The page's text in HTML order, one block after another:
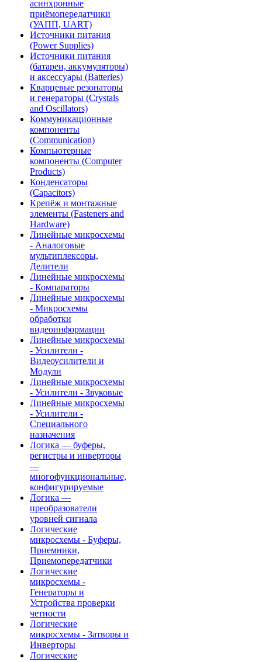
асинхронные
приёмопередатчики
(УАПП, UART)
Источники питания
(Power Supplies)
Источники питания
(батареи, аккумуляторы)
и аксессуары (Batteries)
Кварцевые резонаторы
и генераторы (Crystals
and Oscillators)
Коммуникационные
компоненты
(Communication)
Компьютерные
компоненты (Computer
Products)
Конденсаторы
(Capacitors)
Крепёж и монтажные
элементы (Fasteners and
Hardware)
Линейные микросхемы
- Аналоговые
мультиплексоры,
Делители
Линейные микросхемы
- Компараторы
Линейные микросхемы
- Микросхемы
обработки
видеоинформации
Линейные микросхемы
- Усилители -
Видеоусилители и
Модули
Линейные микросхемы
- Усилители - Звуковые
Линейные микросхемы
- Усилители -
Специального
назначения
Логика — буферы,
регистры и инверторы
—
многофункциональные,
конфигурируемые
Логика —
преобразователи
уровней сигнала
Логические
микросхемы - Буферы,
Приемники,
Приемопередатчики
Логические
микросхемы -
Генераторы и
Устройства проверки
четности
Логические
микросхемы - Затворы и
Инверторы
Логические